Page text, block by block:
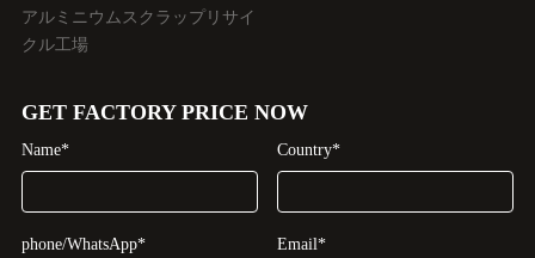
アルミニウムスクラップリサイ
クル工場
GET FACTORY PRICE NOW
Name* Country*
phone/WhatsApp* Email*